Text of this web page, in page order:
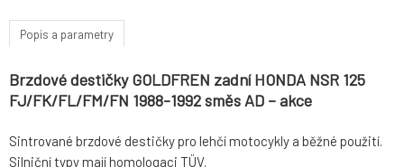
Popis a parametry
Brzdové destičky GOLDFREN zadní HONDA NSR 125
FJ/FK/FL/FM/FN 1988-1992 směs AD – akce
Sintrované brzdové destičky pro lehčí motocykly a běžné použití.
Silniční typy mají homologaci TÜV.